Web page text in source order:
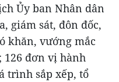
Ủy ban Nhân dân
giám sát, đôn đốc,
khăn, vướng mắc
126 đơn vị hành
trình sắp xếp, tổ